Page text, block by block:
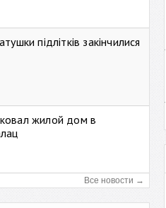
підлітків закінчилися
жилой дом в
Все новости →